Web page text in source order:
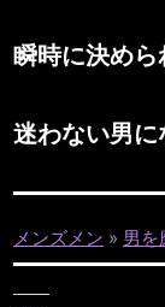
瞬時に決めら
迷わない男に
メンズメン » 男を